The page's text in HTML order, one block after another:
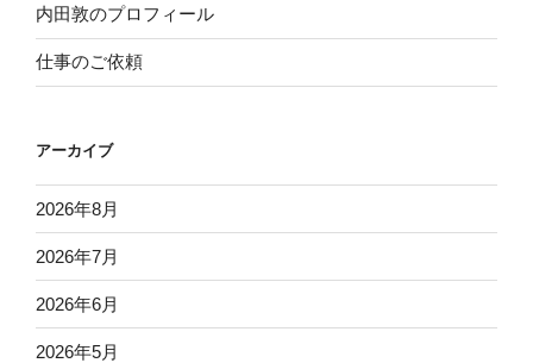
内田敦のプロフィール
仕事のご依頼
アーカイブ
2026年8月
2026年7月
2026年6月
2026年5月